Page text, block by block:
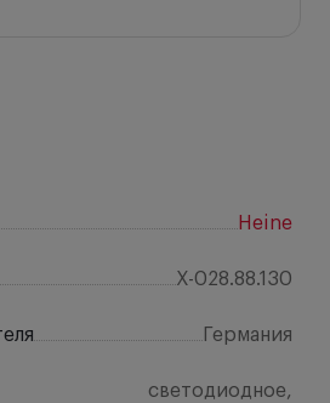
Heine
X-028.88.130
Германия
светодиодное,